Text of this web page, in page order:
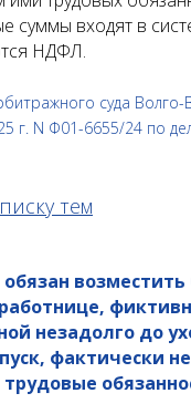
суммы входят в
НДФЛ.
суда Волго-
г. N Ф01-6655/24 по
тем
незадолго до
фактически не